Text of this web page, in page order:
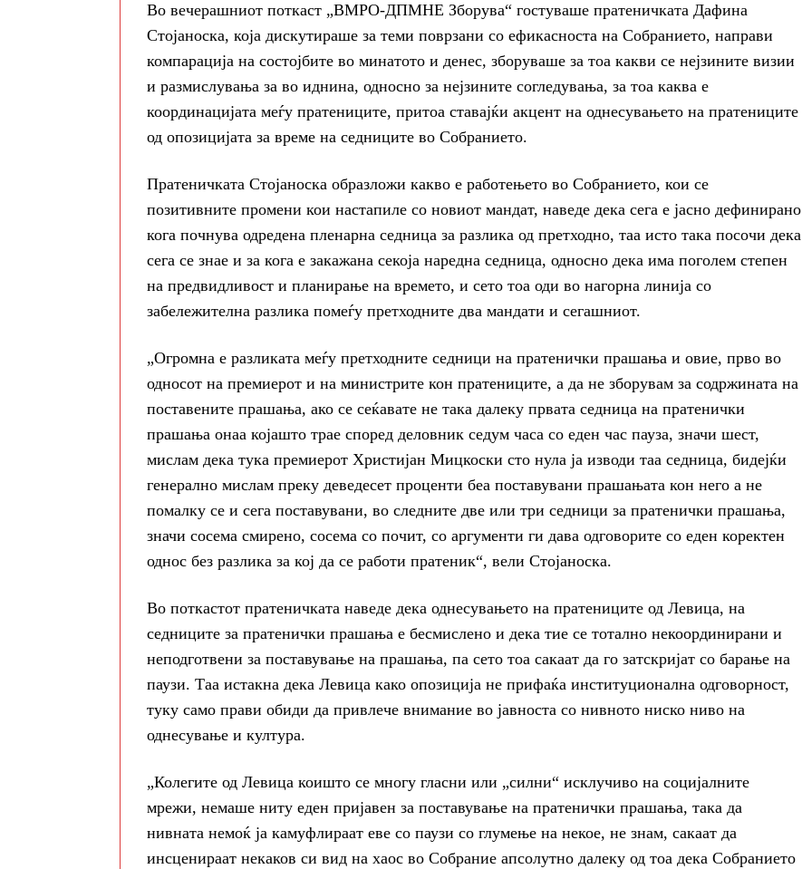
Во вечерашниот поткаст „ВМРО-ДПМНЕ Зборува“ гостуваше пратеничката Дафина
Стојаноска, која дискутираше за теми поврзани со ефикасноста на Собранието, направи
компарација на состојбите во минатото и денес, зборуваше за тоа какви се нејзините визии
и размислувања за во иднина, односно за нејзините согледувања, за тоа каква е
координацијата меѓу пратениците, притоа ставајќи акцент на однесувањето на пратениците
од опозицијата за време на седниците во Собранието.
Пратеничката Стојаноска образложи какво е работењето во Собранието, кои се
позитивните промени кои настапиле со новиот мандат, наведе дека сега е јасно дефинирано
кога почнува одредена пленарна седница за разлика од претходно, таа исто така посочи дека
сега се знае и за кога е закажана секоја наредна седница, односно дека има поголем степен
на предвидливост и планирање на времето, и сето тоа оди во нагорна линија со
забележителна разлика помеѓу претходните два мандати и сегашниот.
„Огромна е разликата меѓу претходните седници на пратенички прашања и овие, прво во
односот на премиерот и на министрите кон пратениците, а да не зборувам за содржината на
поставените прашања, ако се сеќавате не така далеку првата седница на пратенички
прашања онаа којашто трае според деловник седум часа со еден час пауза, значи шест,
мислам дека тука премиерот Христијан Мицкоски сто нула ја изводи таа седница, бидејќи
генерално мислам преку деведесет проценти беа поставувани прашањата кон него а не
помалку се и сега поставувани, во следните две или три седници за пратенички прашања,
значи сосема смирено, сосема со почит, со аргументи ги дава одговорите со еден коректен
однос без разлика за кој да се работи пратеник“, вели Стојаноска.
Во поткастот пратеничката наведе дека однесувањето на пратениците од Левица, на
седниците за пратенички прашања е бесмислено и дека тие се тотално некоординирани и
неподготвени за поставување на прашања, па сето тоа сакаат да го затскријат со барање на
паузи. Таа истакна дека Левица како опозиција не прифаќа институционална одговорност,
туку само прави обиди да привлече внимание во јавноста со нивното ниско ниво на
однесување и култура.
„Колегите од Левица коишто се многу гласни или „силни“ исклучиво на социјалните
мрежи, немаше ниту еден пријавен за поставување на пратенички прашања, така да
нивната немоќ ја камуфлираат еве со паузи со глумење на некое, не знам, сакаат да
инсценираат некаков си вид на хаос во Собрание апсолутно далеку од тоа дека Собранието